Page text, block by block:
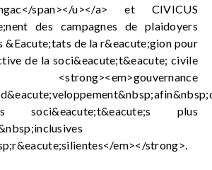
span></u></a> et CIVICUS
des campagnes de plaidoyers
&Eacute;tats de la r&eacute;gion pour
de la soci&eacute;t&eacute; civile
soci&eacute;t&eacute;s plus
em></strong>.